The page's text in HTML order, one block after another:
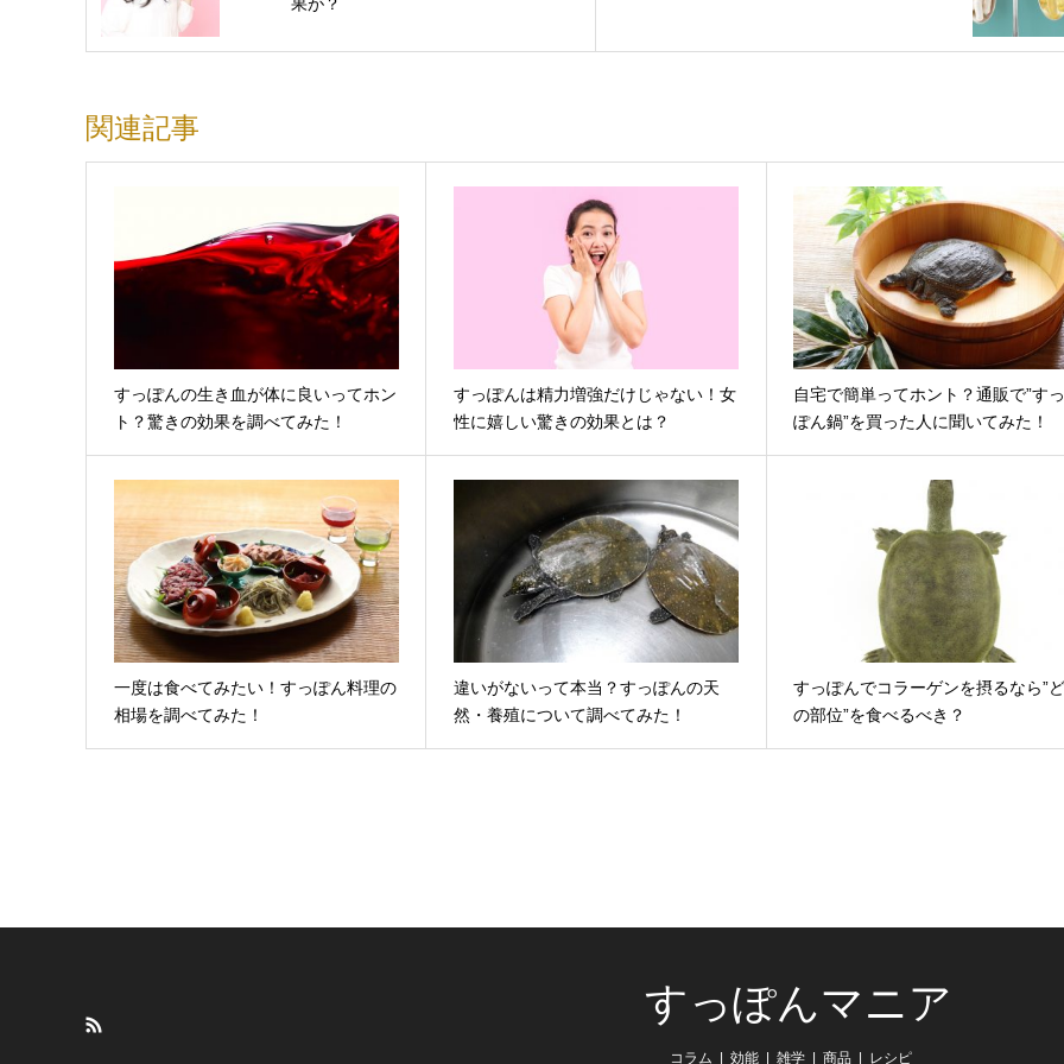
果が？
関連記事
すっぽんの生き血が体に良いってホン
ト？驚きの効果を調べてみた！
すっぽんは精力増強だけじゃない！女
性に嬉しい驚きの効果とは？
自宅で簡単ってホント？通販で”す
ぽん鍋”を買った人に聞いてみた！
一度は食べてみたい！すっぽん料理の
相場を調べてみた！
違いがないって本当？すっぽんの天
然・養殖について調べてみた！
すっぽんでコラーゲンを摂るなら”
の部位”を食べるべき？
すっぽんマニア
コラム 効能 雑学 商品 レシピ